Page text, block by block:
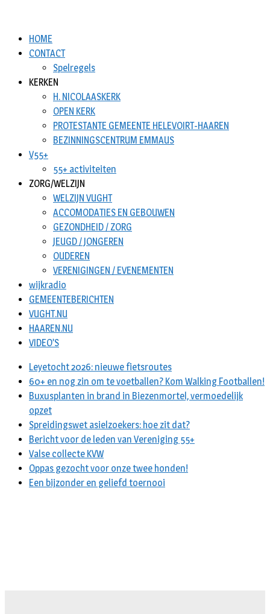
HOME
CONTACT
Spelregels
KERKEN
H. NICOLAASKERK
OPEN KERK
PROTESTANTE GEMEENTE HELEVOIRT-HAAREN
BEZINNINGSCENTRUM EMMAUS
V55+
55+ activiteiten
ZORG/WELZIJN
WELZIJN VUGHT
ACCOMODATIES EN GEBOUWEN
GEZONDHEID / ZORG
JEUGD / JONGEREN
OUDEREN
VERENIGINGEN / EVENEMENTEN
wijkradio
GEMEENTEBERICHTEN
VUGHT.NU
HAAREN.NU
VIDEO’S
Leyetocht 2026: nieuwe fietsroutes
60+ en nog zin om te voetballen? Kom Walking Footballen!
Buxusplanten in brand in Biezenmortel, vermoedelijk
opzet
Spreidingswet asielzoekers: hoe zit dat?
Bericht voor de leden van Vereniging 55+
Valse collecte KVW
Oppas gezocht voor onze twee honden!
Een bijzonder en geliefd toernooi